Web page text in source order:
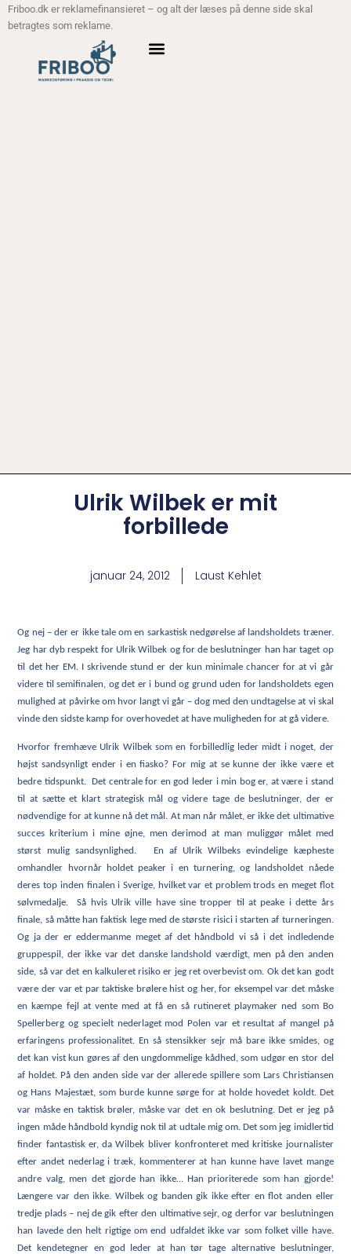
Friboo.dk er reklamefinansieret – og alt der læses på denne side skal
betragtes som reklame.
Ulrik Wilbek er mit
forbillede
januar 24, 2012 Laust Kehlet
Og nej – der er ikke tale om en sarkastisk nedgørelse af landsholdets træner.
Jeg har dyb respekt for Ulrik Wilbek og for de beslutninger han har taget op
til det her EM. I skrivende stund er der kun minimale chancer for at vi går
videre til semifinalen, og det er i bund og grund uden for landsholdets egen
mulighed at påvirke om hvor langt vi går – dog med den undtagelse at vi skal
vinde den sidste kamp for overhovedet at have muligheden for at gå videre.
Hvorfor fremhæve Ulrik Wilbek som en forbilledlig leder midt i noget, der
højst sandsynligt ender i en fiasko? For mig at se kunne der ikke være et
bedre tidspunkt. Det centrale for en god leder i min bog er, at være i stand
til at sætte et klart strategisk mål og videre tage de beslutninger, der er
nødvendige for at kunne nå det mål. At man når målet, er ikke det ultimative
succes kriterium i mine øjne, men derimod at man muliggør målet med
størst mulig sandsynlighed. En af Ulrik Wilbeks evindelige kæpheste
omhandler hvornår holdet peaker i en turnering, og landsholdet nåede
deres top inden finalen i Sverige, hvilket var et problem trods en meget flot
sølvmedalje. Så hvis Ulrik ville have sine tropper til at peake i dette års
finale, så måtte han faktisk lege med de største risici i starten af turneringen.
Og ja der er eddermanme meget af det håndbold vi så i det indledende
gruppespil, der ikke var det danske landshold værdigt, men på den anden
side, så var det en kalkuleret risiko er jeg ret overbevist om. Ok det kan godt
være der var et par taktiske brølere hist og her, for eksempel var det måske
en kæmpe fejl at vente med at få en så rutineret playmaker ned som Bo
Spellerberg og specielt nederlaget mod Polen var et resultat af mangel på
erfaringens professionalitet. En så stensikker sejr må bare ikke smides, og
det kan vist kun gøres af den ungdommelige kådhed, som udgør en stor del
af holdet. På den anden side var der allerede spillere som Lars Christiansen
og Hans Majestæt, som burde kunne sørge for at holde hovedet koldt. Det
var måske en taktisk brøler, måske var det en ok beslutning. Det er jeg på
ingen måde håndbold kyndig nok til at udtale mig om. Det som jeg imidlertid
finder fantastisk er, da Wilbek bliver konfronteret med kritiske journalister
efter andet nederlag i træk, kommenterer at han kunne have lavet mange
andre valg, men det gjorde han ikke… Han prioriterede som han gjorde!
Længere var den ikke. Wilbek og banden gik ikke efter en flot anden eller
tredje plads – nej de gik efter den ultimative sejr, og derfor var beslutningen
han lavede den helt rigtige om end udfaldet ikke var som folket ville have.
Det kendetegner en god leder at han tør tage alternative beslutninger,